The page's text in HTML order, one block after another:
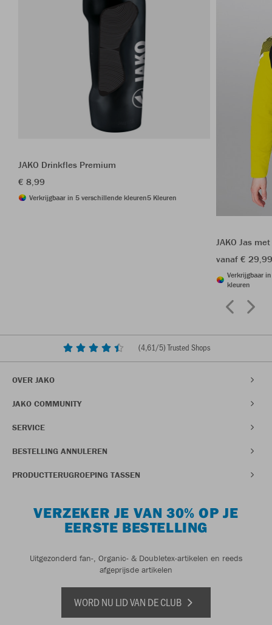
JAKO Drinkfles Premium
€ 8,99
Verkrijgbaar in 5 verschillende kleuren5 Kleuren
JAKO Jas
vanaf €
Verkrijgbaar
kleuren
(4,61/5) Trusted Shops
OVER JAKO
JAKO COMMUNITY
SERVICE
BESTELLING ANNULEREN
PRODUCTTERUGROEPING TASSEN
VERZEKER JE VAN 30% OP JE
EERSTE BESTELLING
Uitgezonderd fan-, Organic- & Doubletex-artikelen en reeds
afgeprijsde artikelen
WORD NU LID VAN DE CLUB